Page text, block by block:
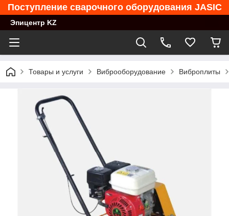
Поступление сварочного оборудования JASIC
Эпицентр KZ
Товары и услуги Виброоборудование Виброплиты